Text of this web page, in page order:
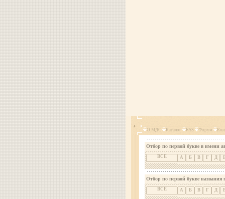
О МДС Каталог RSS Форум
Отбор по первой букве в имени
ВСЕ А Б В Г Д
Отбор по первой букве названия
ВСЕ А Б В Г Д